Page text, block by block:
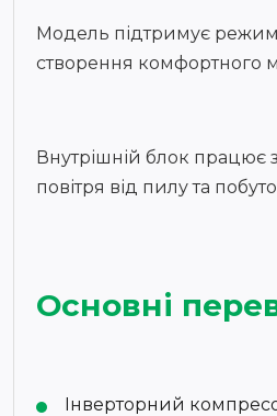
Модель підтримує
створення комфортного
Внутрішній блок працює
повітря від пилу та
Основні
Інверторний